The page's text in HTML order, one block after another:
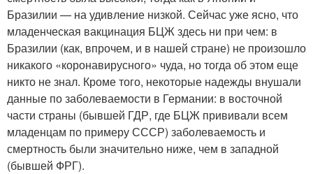
Бразилии — на удивление низкой. Сейчас уже ясно, что
младенческая вакцинация БЦЖ здесь ни при чем: в
Бразилии (как, впрочем, и в нашей стране) не произошло
никакого «коронавирусного» чуда, но тогда об этом еще
никто не знал. Кроме того, некоторые надежды внушали
данные по заболеваемости в Германии: в восточной
части страны (бывшей ГДР, где БЦЖ прививали всем
младенцам по примеру СССР) заболеваемость и
смертность были значительно ниже, чем в западной
(бывшей ФРГ).